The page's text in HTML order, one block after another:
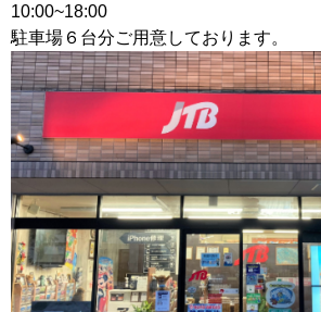
10:00~18:00
駐車場６台分ご用意しております。